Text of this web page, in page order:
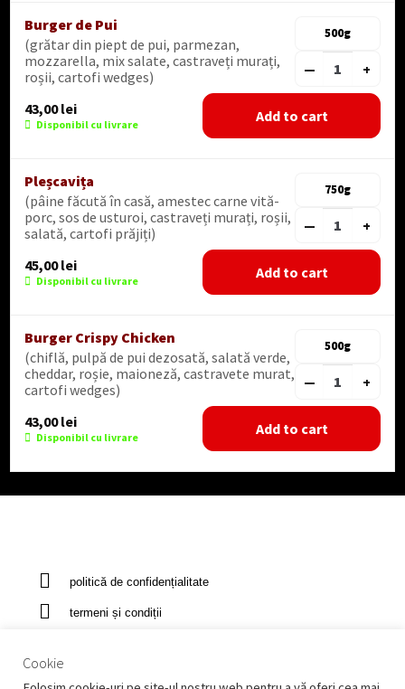
Burger de Pui
(grătar din piept de pui, parmezan,
mozzarella, mix salate, castraveți murați,
roșii, cartofi wedges)
500g
— +
43,00lei
Disponibil cu livrare Add to cart
Pleșcavița
(pâine făcută în casă, amestec carne vită-
porc, sos de usturoi, castraveți murați, roșii,
salată, cartofi prăjiți)
750g
— +
45,00lei
Disponibil cu livrare Add to cart
Burger Crispy Chicken
(chiflă, pulpă de pui dezosată, salată verde,
cheddar, roșie, maioneză, castravete murat,
cartofi wedges)
500g
— +
43,00lei
Disponibil cu livrare Add to cart
politică de confidențialitate
termeni și condiții
Cookie